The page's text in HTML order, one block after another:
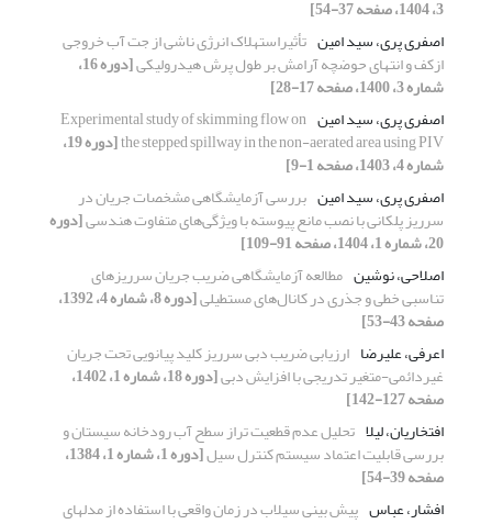
3، 1404، صفحه 37-54]
اصفری پری، سید امین تأثیراستهلاک انرژی ناشی از جت آب خروجی
ازکف و انتهای حوضچه آرامش بر طول پرش هیدرولیکی [دوره 16،
شماره 3، 1400، صفحه 17-28]
اصفری پری، سید امین Experimental study of skimming flow on
the stepped spillway in the non-aerated area using PIV [دوره 19،
شماره 4، 1403، صفحه 1-9]
اصفری پری، سید امین بررسی آزمایشگاهی مشخصات جریان در
سرریز پلکانی با نصب مانع پیوسته با ویژگی‌های متفاوت هندسی[دوره
20، شماره 1، 1404، صفحه 91-109]
اصلاحی، نوشین مطالعه آزمایشگاهی ضریب جریان سرریزهای
تناسبی خطی و جذری در کانال‌های مستطیلی [دوره 8، شماره 4، 1392،
صفحه 43-53]
اعرفی، علیرضا ارزیابی ضریب دبی سرریز کلید پیانویی تحت جریان
غیردائمی-متغیر تدریجی با افزایش دبی [دوره 18، شماره 1، 1402،
صفحه 127-142]
افتخاریان، لیلا تحلیل عدم قطعیت تراز سطح آب رودخانه سیستان و
بررسی قابلیت اعتماد سیستم کنترل سیل [دوره 1، شماره 1، 1384،
صفحه 39-54]
افشار، عباس پیش بینی سیلاب در زمان واقعی با استفاده از مدلهای